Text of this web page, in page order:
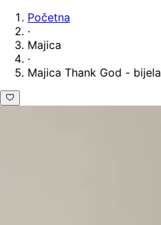
Početna
·
Majica
·
Majica Thank God - bijela